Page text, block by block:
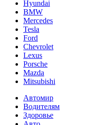
Hyundai
BMW
Mercedes
Tesla
Ford
Chevrolet
Lexus
Porsche
Mazda
Mitsubishi
Автомир
Водителям
Здоровье